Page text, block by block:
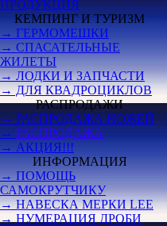
ПРОДУКЦИЯ
КЕМПИНГ И ТУРИЗМ
→ ГЕРМОМЕШКИ
→ СПАСАТЕЛЬНЫЕ
ЖИЛЕТЫ
→ ЛОДКИ И ЗАПЧАСТИ
→ ДЛЯ КВАДРОЦИКЛОВ
РАСПРОДАЖИ
→ РАСПРОДАЖА НОЖЕЙ
→ РАСПРОДАЖА
→ АКЦИЯ!!!
ИНФОРМАЦИЯ
→ ПОМОЩЬ
САМОКРУТЧИКУ
→ НАВЕСКА МЕРКИ LEE
→ НУМЕРАЦИЯ ДРОБИ